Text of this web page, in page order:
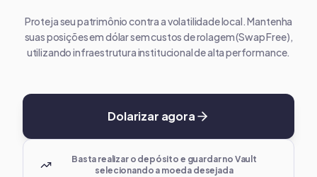
Proteja seu patrimônio contra a volatilidade local. Mantenha
suas posições em dólar sem custos de rolagem (Swap Free),
utilizando infraestrutura institucional de alta performance.
Dolarizar agora
Basta realizar o depósito e guardar no Vault
selecionando a moeda desejada